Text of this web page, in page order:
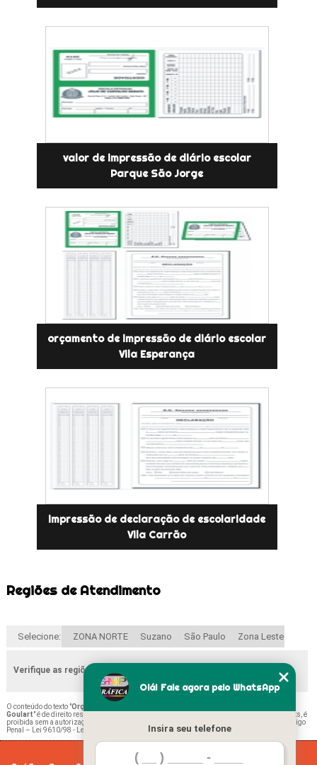
valor de impressão de diário escolar
Parque São Jorge
orçamento de impressão de diário escolar
Vila Esperança
impressão de declaração de escolaridade
Vila Carrão
Regiões de Atendimento
Selecione: ZONA NORTE Suzano São Paulo Zona Leste
Verifique as regiões que atendemos
O conteúdo do texto "Orçamento de Impressão Ficha Remissiva Escolar Engenheiro
Goulart" é de direito reservado. Sua reprodução, parcial ou total, mesmo citando nossos links, é
proibida sem a autorização do autor. Crime de violação de direito autoral – artigo 184 do Código
Penal –
Lei 9610/98 - Lei de direitos autorais
Olá! Fale agora pelo WhatsApp
Insira seu telefone